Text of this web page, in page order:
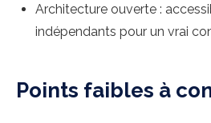
Architecture ouverte :
indépendants pour un vrai
Points faibles à